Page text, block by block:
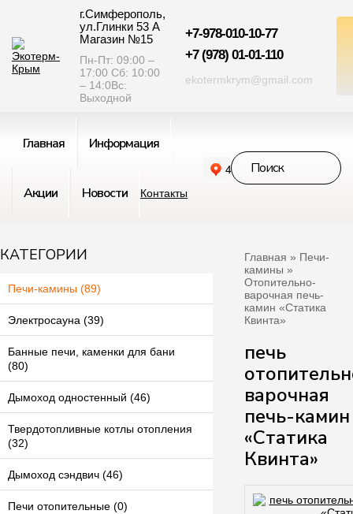
г.Симферополь,
ул.Глинки 53 А
Магазин №15
Пн-Пт: 09:00 –
17:00 Сб: 10:00
– 14:0Вс:
Выходной
+7-978-010-10-77
+7 (978) 01-01-110
ekotermkrym@gmail.com
Главная Информация
Акции Новости Контакты
КАТЕГОРИИ
Печи-камины (89)
Электросауна (39)
Банные печи, каменки для бани
(80)
Дымоход одностенный (46)
Твердотопливные котлы отопления
(32)
Дымоход сэндвич (46)
Печи отопительные (0)
Главная » Печи-
камины »
Отопительно-
варочная печь-
камин «Статика
Квинта»
печь
варочная
печь-камин
«Статика
Квинта»